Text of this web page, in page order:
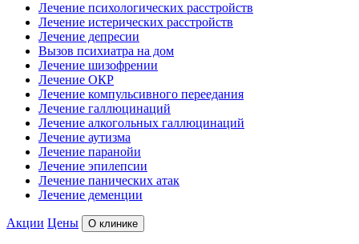
Лечение психологических расстройств
Лечение истерических расстройств
Лечение депресии
Вызов психиатра на дом
Лечение шизофрении
Лечение ОКР
Лечение компульсивного переедания
Лечение галлюцинаций
Лечение алкогольных галлюцинаций
Лечение аутизма
Лечение паранойи
Лечение эпилепсии
Лечение панических атак
Лечение деменции
Акции Цены О клинике